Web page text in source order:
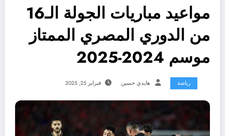
مواعيد مباريات الجولة الـ16
من الدوري المصري الممتاز
موسم 2024-2025
رياضة هايدي حسين فبراير 25, 2025